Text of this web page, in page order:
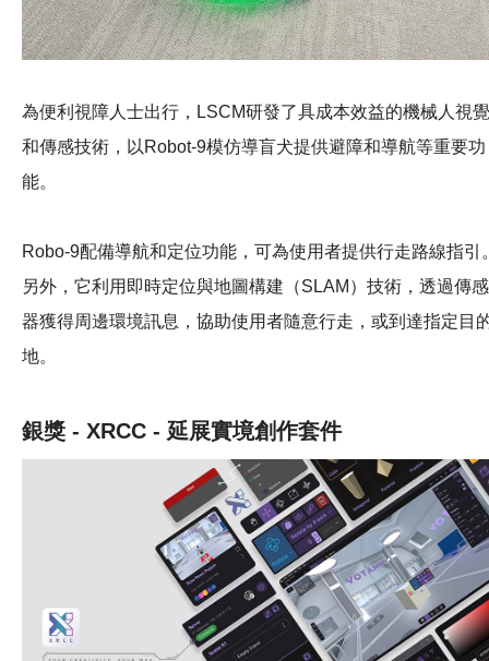
為便利視障人士出行，LSCM研發了具成本效益的機械人視覺
和傳感技術，以Robot-9模仿導盲犬提供避障和導航等重要功
能。
Robo-9配備導航和定位功能，可為使用者提供行走路線指引
另外，它利用即時定位與地圖構建（SLAM）技術，透過傳感
器獲得周邊環境訊息，協助使用者隨意行走，或到達指定目
地。
銀獎 - XRCC - 延展實境創作套件